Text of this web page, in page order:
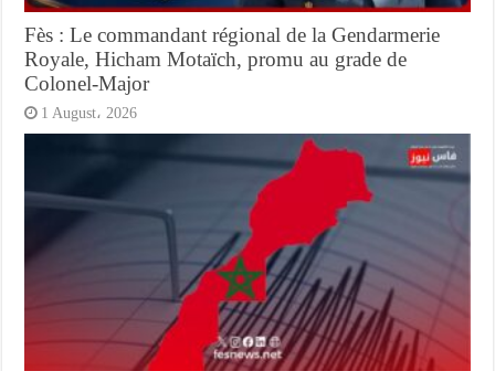
Fès : Le commandant régional de la Gendarmerie
Royale, Hicham Motaïch, promu au grade de
Colonel-Major
1 August، 2026